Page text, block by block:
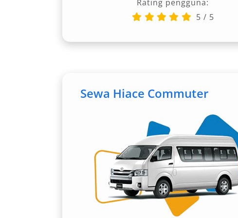
mobil di bandara yang cepat serta responsif.
Rating pengguna:
5 / 5
Sewa Hiace Commuter